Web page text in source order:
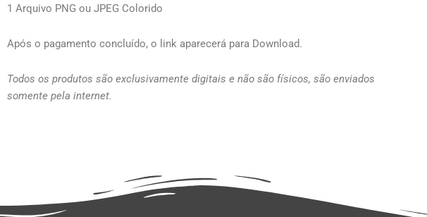
1 Arquivo PNG ou JPEG Colorido
Após o pagamento concluído, o link aparecerá para Download.
Todos os produtos são exclusivamente digitais e não são físicos, são enviados
somente pela internet.